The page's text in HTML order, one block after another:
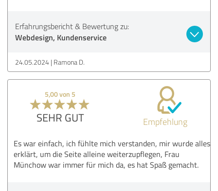
Erfahrungsbericht & Bewertung zu:
Webdesign, Kundenservice
24.05.2024 Ramona D.
5,00 von 5
SEHR GUT Empfehlung
Es war einfach, ich fühlte mich verstanden, mir wurde alles
erklärt, um die Seite alleine weiterzupflegen, Frau
Münchow war immer für mich da, es hat Spaß gemacht.